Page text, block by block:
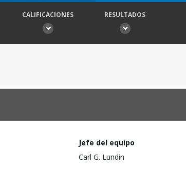
CALIFICACIONES RESULTADOS
Jefe del equipo
Carl G. Lundin